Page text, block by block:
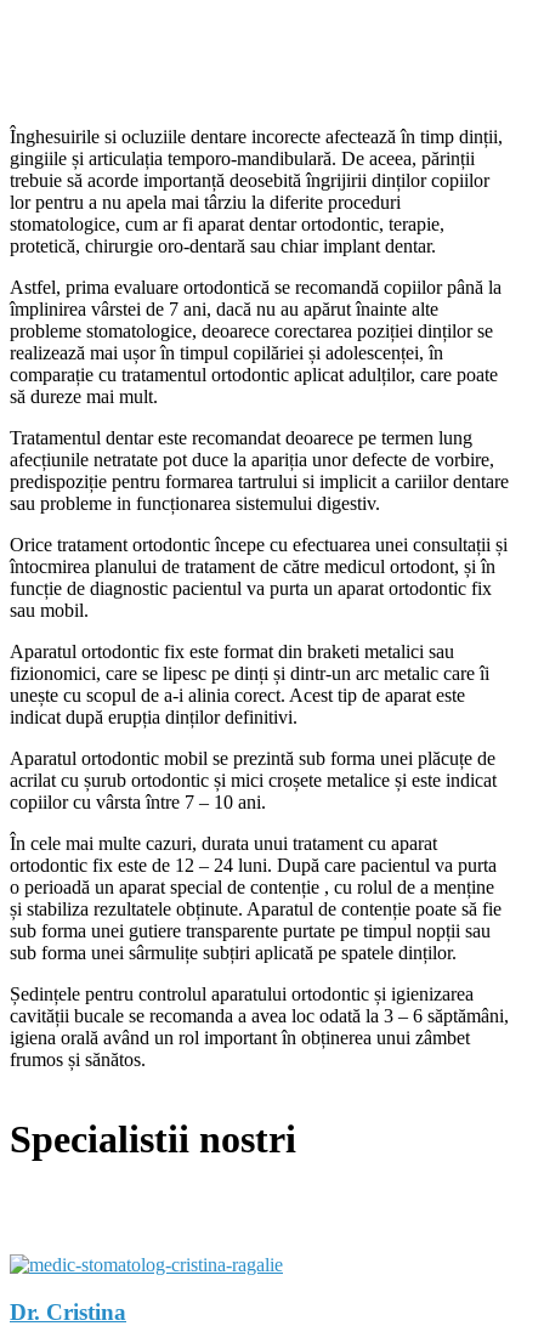
Înghesuirile si ocluziile dentare incorecte afectează în timp dinții,
gingiile și articulația temporo-mandibulară. De aceea, părinții
trebuie să acorde importanță deosebită îngrijirii dinților copiilor
lor pentru a nu apela mai târziu la diferite proceduri
stomatologice, cum ar fi aparat dentar ortodontic, terapie,
protetică, chirurgie oro-dentară sau chiar implant dentar.
Astfel, prima evaluare ortodontică se recomandă copiilor până la
împlinirea vârstei de 7 ani, dacă nu au apărut înainte alte
probleme stomatologice, deoarece corectarea poziției dinților se
realizează mai ușor în timpul copilăriei și adolescenței, în
comparație cu tratamentul ortodontic aplicat adulților, care poate
să dureze mai mult.
Tratamentul dentar este recomandat deoarece pe termen lung
afecțiunile netratate pot duce la apariția unor defecte de vorbire,
predispoziție pentru formarea tartrului si implicit a cariilor dentare
sau probleme in funcționarea sistemului digestiv.
Orice tratament ortodontic începe cu efectuarea unei consultații și
întocmirea planului de tratament de către medicul ortodont, și în
funcție de diagnostic pacientul va purta un aparat ortodontic fix
sau mobil.
Aparatul ortodontic fix este format din braketi metalici sau
fizionomici, care se lipesc pe dinți și dintr-un arc metalic care îi
unește cu scopul de a-i alinia corect. Acest tip de aparat este
indicat după erupția dinților definitivi.
Aparatul ortodontic mobil se prezintă sub forma unei plăcuțe de
acrilat cu șurub ortodontic și mici croșete metalice și este indicat
copiilor cu vârsta între 7 – 10 ani.
În cele mai multe cazuri, durata unui tratament cu aparat
ortodontic fix este de 12 – 24 luni. După care pacientul va purta
o perioadă un aparat special de contenție , cu rolul de a menține
și stabiliza rezultatele obținute. Aparatul de contenție poate să fie
sub forma unei gutiere transparente purtate pe timpul nopții sau
sub forma unei sârmulițe subțiri aplicată pe spatele dinților.
Ședințele pentru controlul aparatului ortodontic și igienizarea
cavității bucale se recomanda a avea loc odată la 3 – 6 săptămâni,
igiena orală având un rol important în obținerea unui zâmbet
frumos și sănătos.
Specialistii nostri
Dr. Cristina